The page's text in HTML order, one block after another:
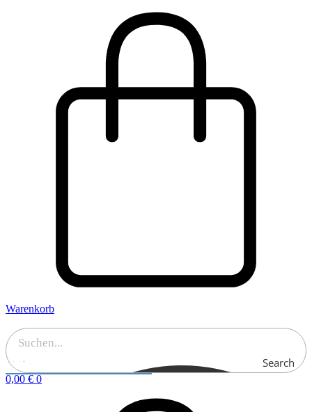
Warenkorb
Search
0,00 € 0